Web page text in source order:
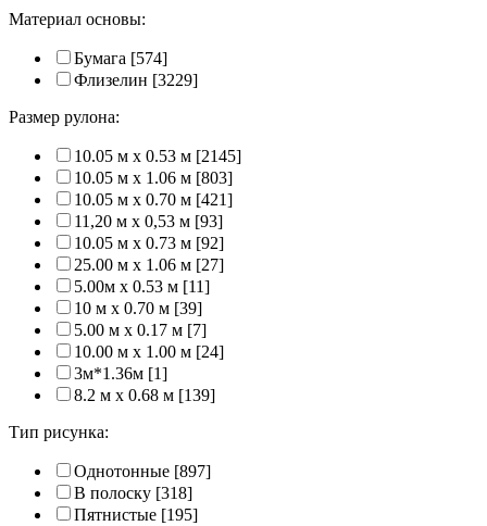
Материал основы:
Бумага [574]
Флизелин [3229]
Размер рулона:
10.05 м x 0.53 м [2145]
10.05 м x 1.06 м [803]
10.05 м x 0.70 м [421]
11,20 м х 0,53 м [93]
10.05 м x 0.73 м [92]
25.00 м x 1.06 м [27]
5.00м x 0.53 м [11]
10 м x 0.70 м [39]
5.00 м x 0.17 м [7]
10.00 м x 1.00 м [24]
3м*1.36м [1]
8.2 м x 0.68 м [139]
Тип рисунка:
Однотонные [897]
В полоску [318]
Пятнистые [195]